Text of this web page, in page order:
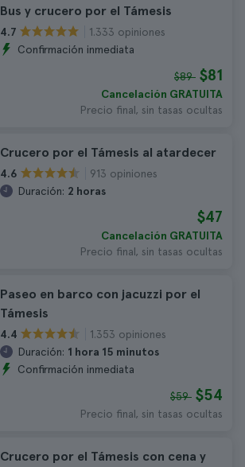
Bus y crucero por el Támesis
4.7
1.333 opiniones
Confirmación inmediata
$89 $81
Cancelación GRATUITA
Precio final, sin tasas ocultas
Crucero por el Támesis al atardecer
4.6
913 opiniones
Duración: 2 horas
$47
Cancelación GRATUITA
Precio final, sin tasas ocultas
Paseo en barco con jacuzzi por el
Támesis
4.4
1.353 opiniones
Duración: 1 hora 15 minutos
Confirmación inmediata
$59 $54
Precio final, sin tasas ocultas
Crucero por el Támesis con cena y